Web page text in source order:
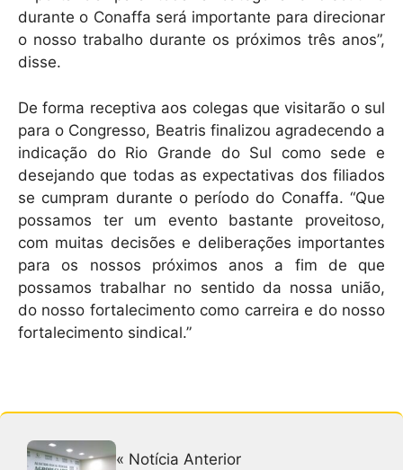
durante o Conaffa será importante para direcionar
o nosso trabalho durante os próximos três anos”,
disse.
De forma receptiva aos colegas que visitarão o sul
para o Congresso, Beatris finalizou agradecendo a
indicação do Rio Grande do Sul como sede e
desejando que todas as expectativas dos filiados
se cumpram durante o período do Conaffa. “Que
possamos ter um evento bastante proveitoso,
com muitas decisões e deliberações importantes
para os nossos próximos anos a fim de que
possamos trabalhar no sentido da nossa união,
do nosso fortalecimento como carreira e do nosso
fortalecimento sindical.”
« Notícia Anterior